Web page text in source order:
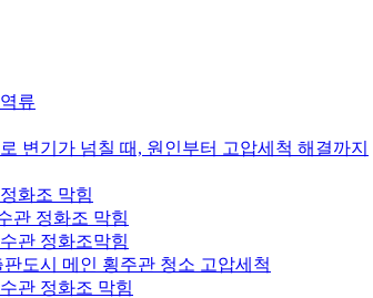
류
변기가 넘칠 때, 원인부터 고압세척 해결까지
화조 막힘
관 정화조 막힘
관 정화조막힘
도시 메인 횡주관 청소 고압세척
관 정화조 막힘